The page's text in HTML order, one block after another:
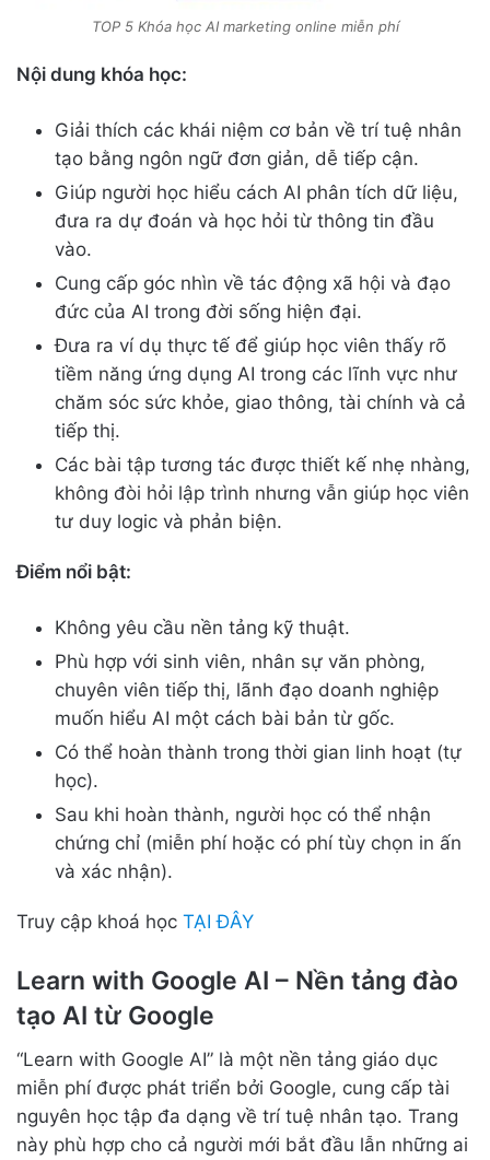
TOP 5 Khóa học AI marketing online miễn phí
Nội dung khóa học:
Giải thích các khái niệm cơ bản về trí tuệ nhân
tạo bằng ngôn ngữ đơn giản, dễ tiếp cận.
Giúp người học hiểu cách AI phân tích dữ liệu,
đưa ra dự đoán và học hỏi từ thông tin đầu
vào.
Cung cấp góc nhìn về tác động xã hội và đạo
đức của AI trong đời sống hiện đại.
Đưa ra ví dụ thực tế để giúp học viên thấy rõ
tiềm năng ứng dụng AI trong các lĩnh vực như
chăm sóc sức khỏe, giao thông, tài chính và cả
tiếp thị.
Các bài tập tương tác được thiết kế nhẹ nhàng,
không đòi hỏi lập trình nhưng vẫn giúp học viên
tư duy logic và phản biện.
Điểm nổi bật:
Không yêu cầu nền tảng kỹ thuật.
Phù hợp với sinh viên, nhân sự văn phòng,
chuyên viên tiếp thị, lãnh đạo doanh nghiệp
muốn hiểu AI một cách bài bản từ gốc.
Có thể hoàn thành trong thời gian linh hoạt (tự
học).
Sau khi hoàn thành, người học có thể nhận
chứng chỉ (miễn phí hoặc có phí tùy chọn in ấn
và xác nhận).
Truy cập khoá học TẠI ĐÂY
Learn with Google AI – Nền tảng đào
tạo AI từ Google
“Learn with Google AI” là một nền tảng giáo dục
miễn phí được phát triển bởi Google, cung cấp tài
nguyên học tập đa dạng về trí tuệ nhân tạo. Trang
này phù hợp cho cả người mới bắt đầu lẫn những ai